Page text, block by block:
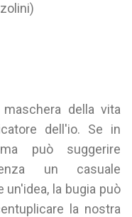
della vita
dell'io. Se in
può suggerire
un casuale
un'idea, la bugia può
la nostra